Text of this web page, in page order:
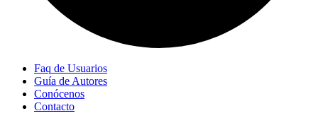
Faq de Usuarios
Guía de Autores
Conócenos
Contacto